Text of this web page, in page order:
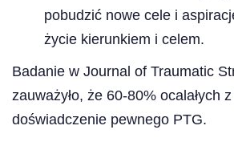
pobudzić nowe cele i
życie kierunkiem i celem.
Badanie w Journal of Traumatic
zauważyło, że 60-80% ocalałych
doświadczenie pewnego PTG.